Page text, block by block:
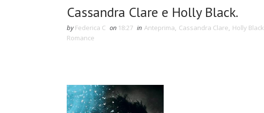
Cassandra Clare e Holly Black.
by Federica C on 18:27 in Anteprima, Cassandra Clare, Holly Black
Romance